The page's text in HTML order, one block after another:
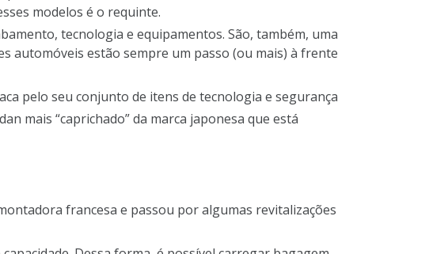
modelos é o requinte.
tecnologia e equipamentos. São, também, uma
automóveis estão sempre um passo (ou mais) à frente
pelo seu conjunto de itens de tecnologia e segurança
mais “caprichado” da marca japonesa que está
francesa e passou por algumas revitalizações